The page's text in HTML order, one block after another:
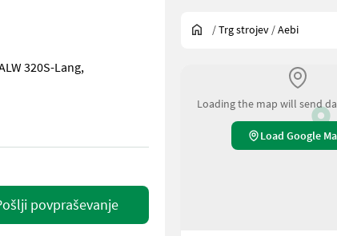
320S-Lang,
320S-Lang, avtomatsko mazanje verig, predstavitveni
povpraševanje
/Trg strojev /Aebi
Loading the map will send
Load Google